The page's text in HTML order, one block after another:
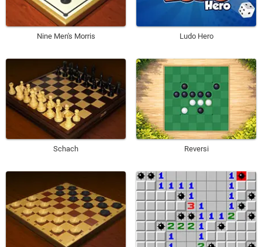
Nine Men's Morris Ludo Hero
Schach Reversi